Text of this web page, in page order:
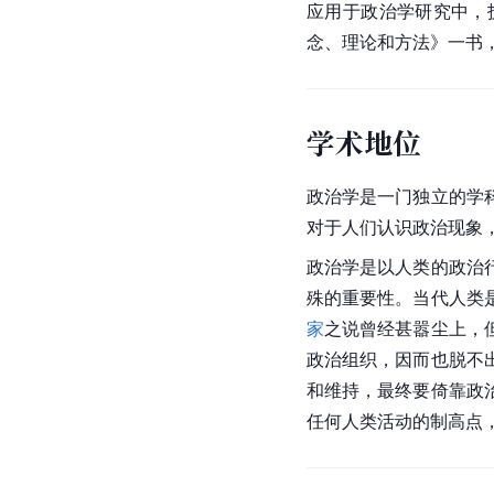
应用于政治学研究中
念、理论和方法》一书
学术地位
政治学是一门独立的学
对于人们认识政治现象
政治学是以人类的政治
殊的重要性。当代人类
家之说曾经甚嚣尘上，
政治组织，因而也脱不
和维持，最终要倚靠政
任何人类活动的制高点